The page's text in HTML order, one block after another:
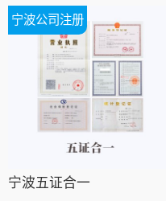
宁波公司注册
宁波五证合一